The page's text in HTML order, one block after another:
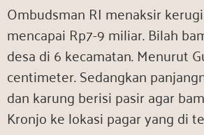
Ombudsman RI menaksir
mencapai Rp7-9 miliar. Bilah
desa di 6 kecamatan. Menurut
centimeter. Sedangkan
dan karung berisi pasir agar
Kronjo ke lokasi pagar yang di